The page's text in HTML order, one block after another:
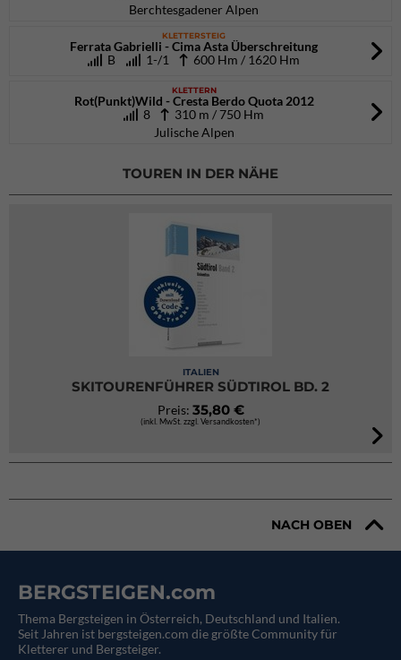
Berchtesgadener Alpen
KLETTERSTEIG
Ferrata Gabrielli - Cima Asta Überschreitung
B
1-/1 600 Hm / 1620 Hm
KLETTERN
Rot(Punkt)Wild - Cresta Berdo Quota 2012
8
310 m / 750 Hm
Julische Alpen
TOUREN IN DER NÄHE
ITALIEN
SKITOURENFÜHRER SÜDTIROL BD. 2
Preis: 35,80 €
(inkl. MwSt. zzgl. Versandkosten*)
NACH OBEN
BERGSTEIGEN.com
Thema Bergsteigen in Österreich, Deutschland und Italien.
Seit Jahren ist bergsteigen.com die größte Community für
Kletterer und Bergsteiger.